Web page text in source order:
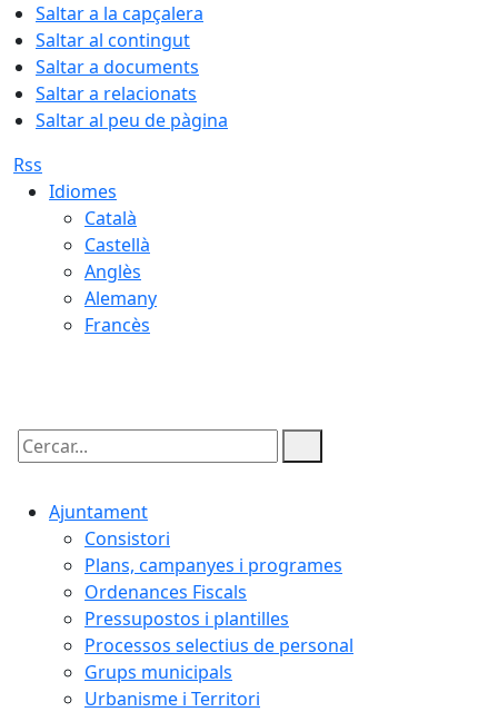
Saltar a la capçalera
Saltar al contingut
Saltar a documents
Saltar a relacionats
Saltar al peu de pàgina
Rss
Idiomes
Català
Castellà
Anglès
Alemany
Francès
Cercar:
Ajuntament
Consistori
Plans, campanyes i programes
Ordenances Fiscals
Pressupostos i plantilles
Processos selectius de personal
Grups municipals
Urbanisme i Territori